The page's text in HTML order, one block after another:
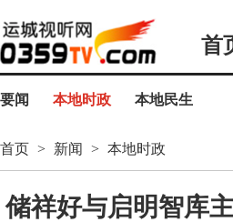
首
要闻 本地时政 本地民生
首页 > 新闻 > 本地时政
储祥好与启明智库